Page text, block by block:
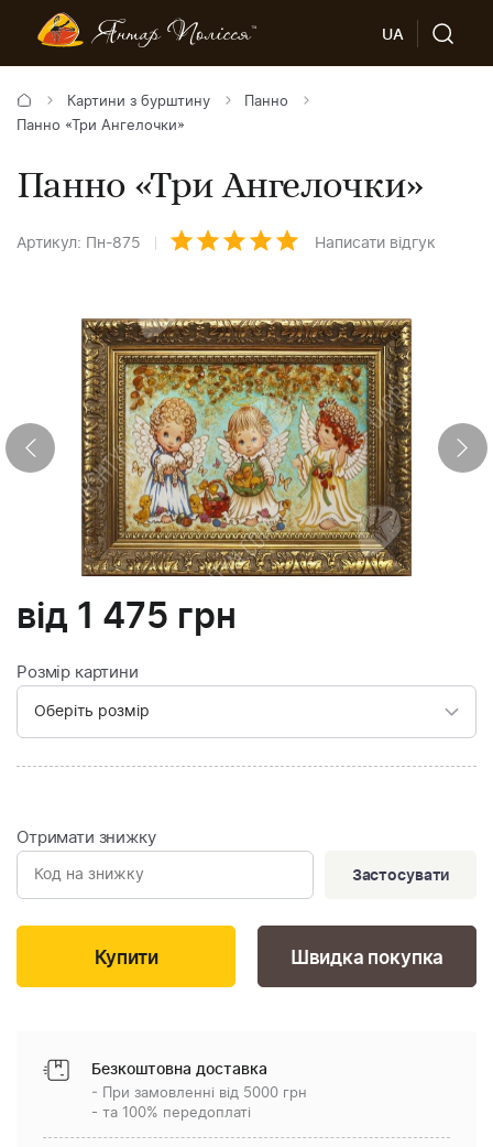
UA
Картини з бурштину
Панно
Панно «Три Ангелочки»
Панно «Три Ангелочки»
Артикул: Пн-875 Написати відгук
від 1 475 грн
Розмір картини
Отримати знижку
Застосувати
Швидка покупка
Безкоштовна доставка
- При замовленні від 5000 грн
- та 100% передоплаті